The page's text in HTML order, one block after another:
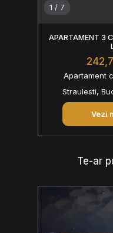
1 / 7
APARTAMENT 3
Apartament
Straulesti,
Vezi
Te-ar